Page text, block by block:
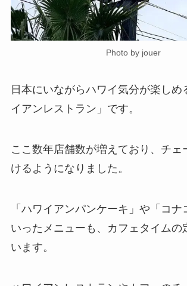
Photo by jouer
日本にいながらハワイ気分が楽しめ
イアンレストラン」です。
ここ数年店舗数が増えており、チェ
けるようになりました。
「ハワイアンパンケーキ」や「コナ
いったメニューも、カフェタイムの
います。